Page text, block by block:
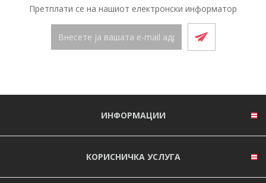
Претплати се на нашиот електронски информатор
ИНФОРМАЦИИ
КОРИСНИЧКА УСЛУГА